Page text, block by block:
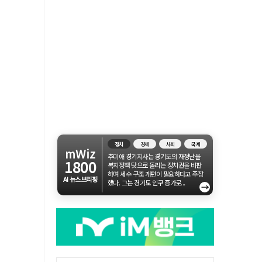
mWiz
1800
AI 뉴스브리핑
정치 경제 사회 국제
추미애 경기지사는 경기도의 재정난을
복지정책 탓으로 돌리는 정치권을 비판
하며 세수 구조 개편이 필요하다고 주장
했다. 그는 경기도 인구 증가로...
→